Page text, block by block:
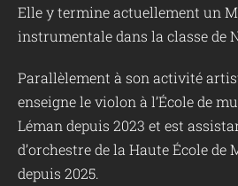
Elle y termine actuellement un
instrumentale dans la classe de
Parallèlement à son activité
enseigne le violon à l’École de
Léman depuis 2023 et est
d’orchestre de la Haute École de
depuis 2025.